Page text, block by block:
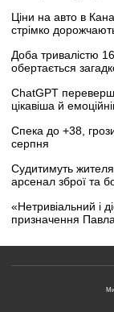
Ціни на авто в
стрімко
Доба тривалістю
обертається
ChatGPT
цікавіша й
Спека до +38,
серпня
Судитимуть
арсенал зброї та
«Нетривіальний і
призначення